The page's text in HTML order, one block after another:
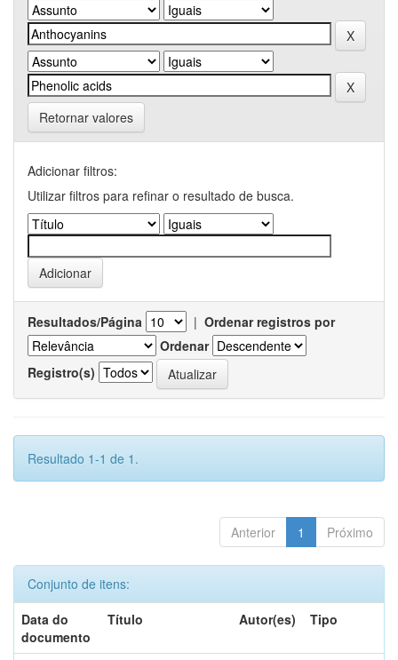
Retornar valores
Adicionar filtros:
Utilizar filtros para refinar o resultado de busca.
Resultados/Página | Ordenar registros por
Ordenar
Registro(s)
Resultado 1-1 de 1.
Anterior 1 Próximo
Conjunto de itens:
Data do
documento
Título Autor(es) Tipo